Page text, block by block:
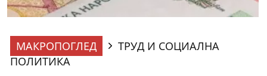
МАКРОПОГЛЕД
ТРУД И СОЦИАЛНА
ПОЛИТИКА